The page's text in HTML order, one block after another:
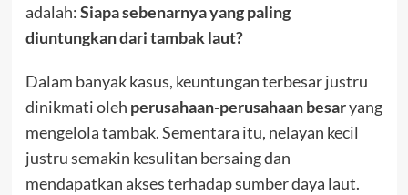
adalah:Siapa sebenarnya yang paling
diuntungkan dari tambak laut?
Dalam banyak kasus, keuntungan terbesar justru
dinikmati oleh perusahaan-perusahaan besaryang
mengelola tambak. Sementara itu, nelayan kecil
justru semakin kesulitan bersaing dan
mendapatkan akses terhadap sumber daya laut.